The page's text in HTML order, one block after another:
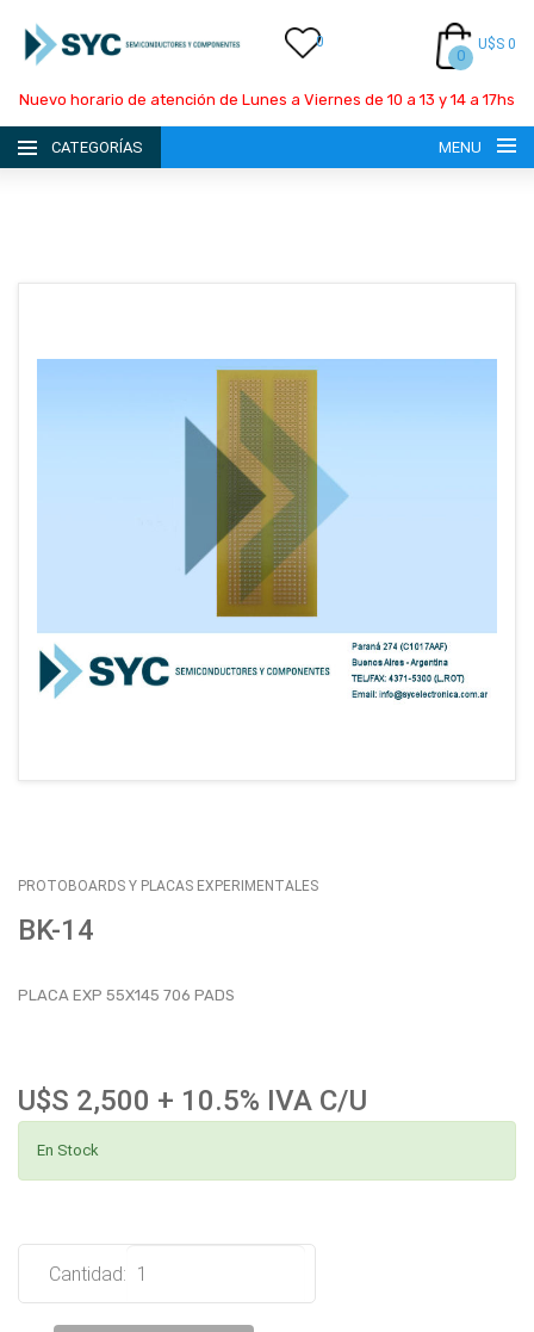
0
0
U$S 0
Nuevo horario de atención de Lunes a Viernes de 10 a 13 y 14 a 17hs
CATEGORÍAS MENU
CONTACTO
PROTOBOARDS Y PLACAS EXPERIMENTALES
BK-14
PLACA EXP 55X145 706 PADS
U$S 2,500 + 10.5% IVA C/U
En Stock
Cantidad: